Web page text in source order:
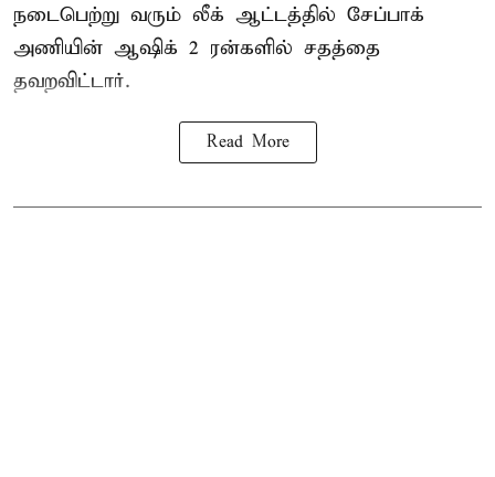
நடைபெற்று வரும் லீக் ஆட்டத்தில் சேப்பாக்
அணியின் ஆஷிக் 2 ரன்களில் சதத்தை
தவறவிட்டார்.
Read More